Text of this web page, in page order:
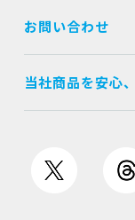
お問い合わせ
当社商品を安心